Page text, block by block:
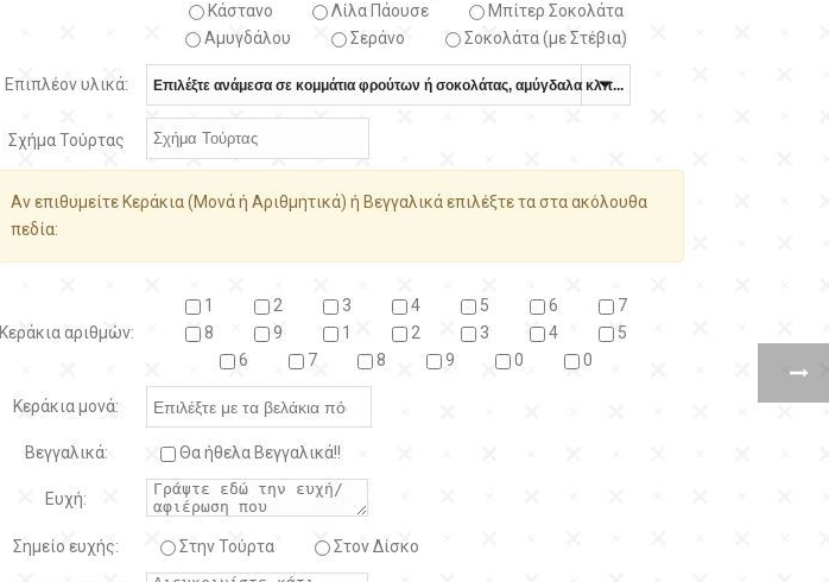
Κάστανο
Λίλα Πάουσε
Μπίτερ Σοκολάτα
Αμυγδάλου
Σεράνο Σοκολάτα (με Στέβια)
Επιπλέον υλικά:
Σχήμα Τούρτας
Αν επιθυμείτε Κεράκια (Μονά ή Αριθμητικά) ή Βεγγαλικά επιλέξτε τα στα ακόλουθα
πεδία:
Κεράκια αριθμών:
1 2 3 4 5 6
7
8
9 1 2 3 4
5
6
7 8 9 0 0
Κεράκια μονά:
Βεγγαλικά: Θα ήθελα Βεγγαλικά!!
Ευχή:
Σημείο ευχής: Στην Τούρτα Στον Δίσκο